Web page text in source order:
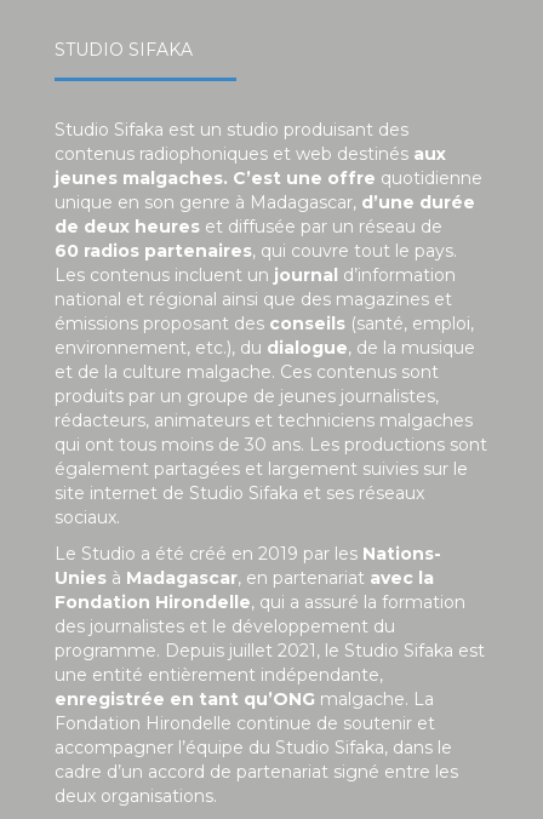
STUDIO SIFAKA
Studio Sifaka est un studio produisant des
contenus radiophoniques et web destinés aux
jeunes malgaches. C’est une offre quotidienne
unique en son genre à Madagascar, d’une durée
de deux heures et diffusée par un réseau de
60 radios partenaires, qui couvre tout le pays.
Les contenus incluent un journal d’information
national et régional ainsi que des magazines et
émissions proposant des conseils (santé, emploi,
environnement, etc.), du dialogue, de la musique
et de la culture malgache. Ces contenus sont
produits par un groupe de jeunes journalistes,
rédacteurs, animateurs et techniciens malgaches
qui ont tous moins de 30 ans. Les productions sont
également partagées et largement suivies sur le
site internet de Studio Sifaka et ses réseaux
sociaux.
Le Studio a été créé en 2019 par les Nations-
Unies à Madagascar, en partenariat avec la
Fondation Hirondelle, qui a assuré la formation
des journalistes et le développement du
programme. Depuis juillet 2021, le Studio Sifaka est
une entité entièrement indépendante,
enregistrée en tant qu’ONG malgache. La
Fondation Hirondelle continue de soutenir et
accompagner l’équipe du Studio Sifaka, dans le
cadre d’un accord de partenariat signé entre les
deux organisations.